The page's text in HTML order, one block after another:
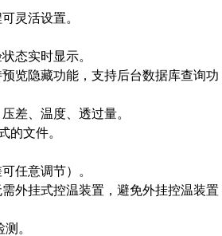
灵活设置。
态实时显示。
览隐藏功能，支持后台数据库查询功
差、温度、透过量。
的文件。
任意调节）。
外挂式控温装置，避免外挂控温装置
。